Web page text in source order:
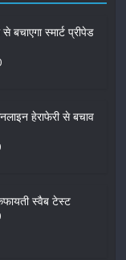
बचाएगा स्मार्ट प्रीपेड
हेराफेरी से बचाव
स्वैब टेस्ट